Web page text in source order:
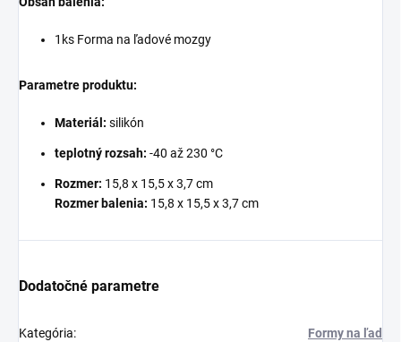
1ks Forma na ľadové mozgy
Parametre produktu:
Materiál: silikón
teplotný rozsah: -40 až 230 °C
Rozmer: 15,8 x 15,5 x 3,7 cm
Rozmer balenia: 15,8 x 15,5 x 3,7 cm
Dodatočné parametre
Kategória: Formy na ľad